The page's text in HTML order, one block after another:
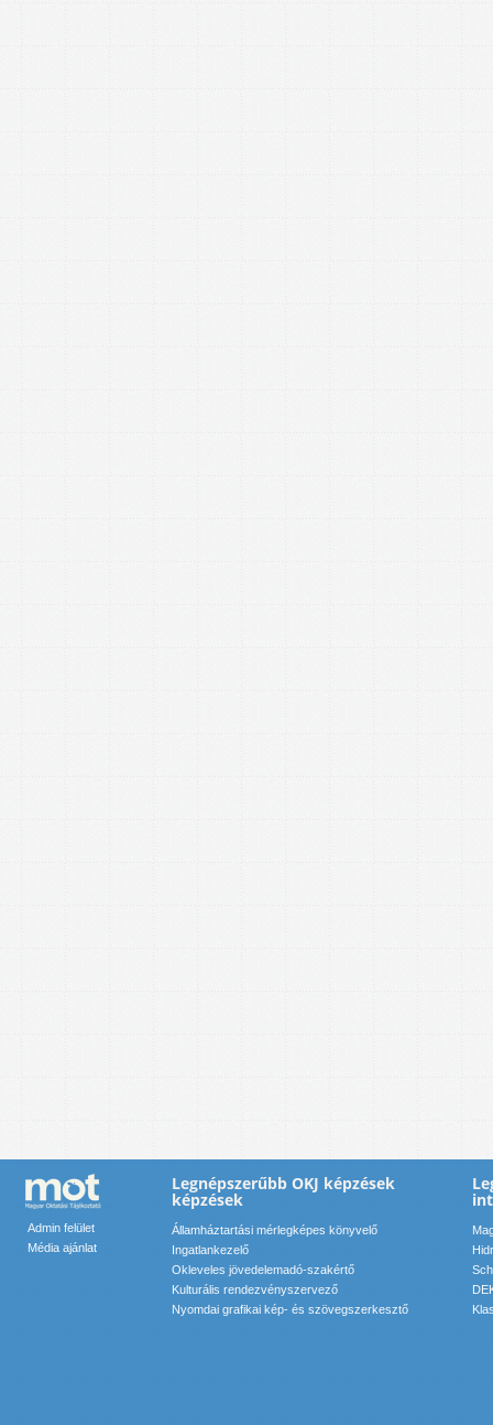
Admin felület
Média ajánlat
Legnépszerűbb OKJ képzések
képzések
Államháztartási mérlegképes könyvelő
Ingatlankezelő
Okleveles jövedelemadó-szakértő
Kulturális rendezvényszervező
Nyomdai grafikai kép- és szövegszerkesztő